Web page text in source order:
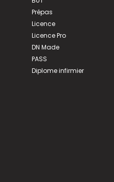
Prépas
Licence
Licence Pro
DN Made
PASS
Diplome infirmier